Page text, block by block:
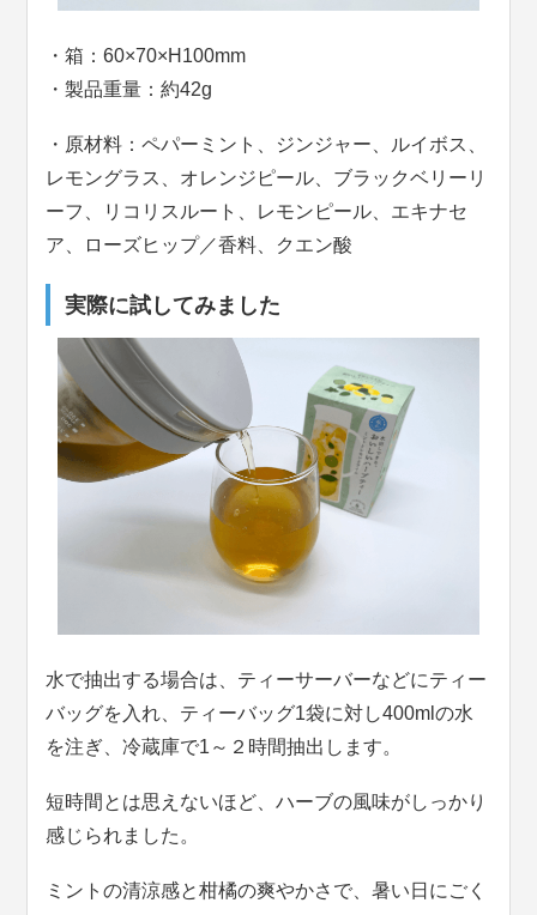
・箱：60×70×H100mm
・製品重量：約42g
・原材料：ペパーミント、ジンジャー、ルイボス、
レモングラス、オレンジピール、ブラックベリーリ
ーフ、リコリスルート、レモンピール、エキナセ
ア、ローズヒップ／香料、クエン酸
実際に試してみました
水で抽出する場合は、ティーサーバーなどにティー
バッグを入れ、ティーバッグ1袋に対し400mlの水
を注ぎ、冷蔵庫で1～２時間抽出します。
短時間とは思えないほど、ハーブの風味がしっかり
感じられました。
ミントの清涼感と柑橘の爽やかさで、暑い日にごく